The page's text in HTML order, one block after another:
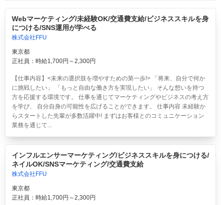
Webマーケティング/未経験OK/交通費支給/ビジネススキルを身
につける/SNS運用が学べる
株式会社FFU
東京都
正社員：時給1,700円～2,300円
【仕事内容】<未来の選択肢を増やすための第一歩!> 「将来、自分で何か
に挑戦したい」 「もっと自由な働き方を実現したい」 そんな想いを持つ
方を応援する環境です。 仕事を通じてマーケティングやビジネスの考え方
を学び、 自分自身の可能性を広げることができます。 仕事内容 未経験か
らスタートした先輩が多数活躍中! まずはお客様とのコミュニケーション
業務を通じて...
インフルエンサーマーケティング/ビジネススキルを身につける/
ネイルOK/SNSマーケティング/交通費支給
株式会社FFU
東京都
正社員：時給1,700円～2,300円